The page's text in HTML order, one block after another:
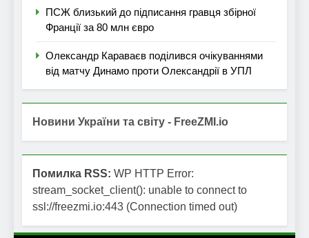
ПСЖ близький до підписання гравця збірної
Франції за 80 млн євро
Олександр Караваєв поділився очікуваннями
від матчу Динамо проти Олександрії в УПЛ
Новини України та світу - FreeZMI.io
Помилка RSS: WP HTTP Error:
stream_socket_client(): unable to connect to
ssl://freezmi.io:443 (Connection timed out)